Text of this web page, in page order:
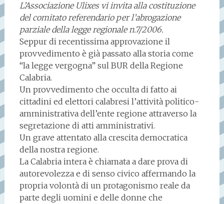
L’Associazione Ulixes vi invita alla costituzione
del comitato referendario per l’abrogazione
parziale della legge regionale n.7/2006.
Seppur di recentissima approvazione il
provvedimento è già passato alla storia come
“la legge vergogna” sul BUR della Regione
Calabria.
Un provvedimento che occulta di fatto ai
cittadini ed elettori calabresi l’attività politico-
amministrativa dell’ente regione attraverso la
segretazione di atti amministrativi.
Un grave attentato alla crescita democratica
della nostra regione.
La Calabria intera è chiamata a dare prova di
autorevolezza e di senso civico affermando la
propria volontà di un protagonismo reale da
parte degli uomini e delle donne che